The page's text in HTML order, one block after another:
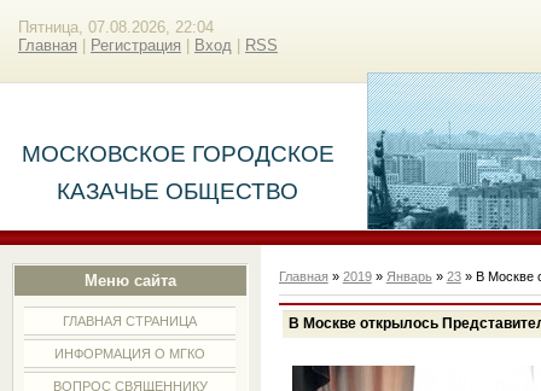
Пятница, 07.08.2026, 22:04
Главная
Регистрация Вход RSS
МОСКОВСКОЕ ГОРОДСКОЕ
КАЗАЧЬЕ ОБЩЕСТВО
Меню сайта
ГЛАВНАЯ СТРАНИЦА
ИНФОРМАЦИЯ О МГКО
ВОПРОС СВЯЩЕННИКУ
Главная » 2019 » Январь » 23» В Москве
В Москве открылось